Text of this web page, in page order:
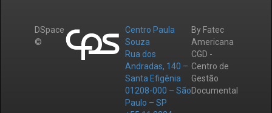
DSpace
©
Centro Paula
Souza
Rua dos
Andradas, 140 –
Santa Efigênia
01208-000 – São
Paulo – SP
By Fatec
Americana
CGD -
Centro de
Gestão
Documental